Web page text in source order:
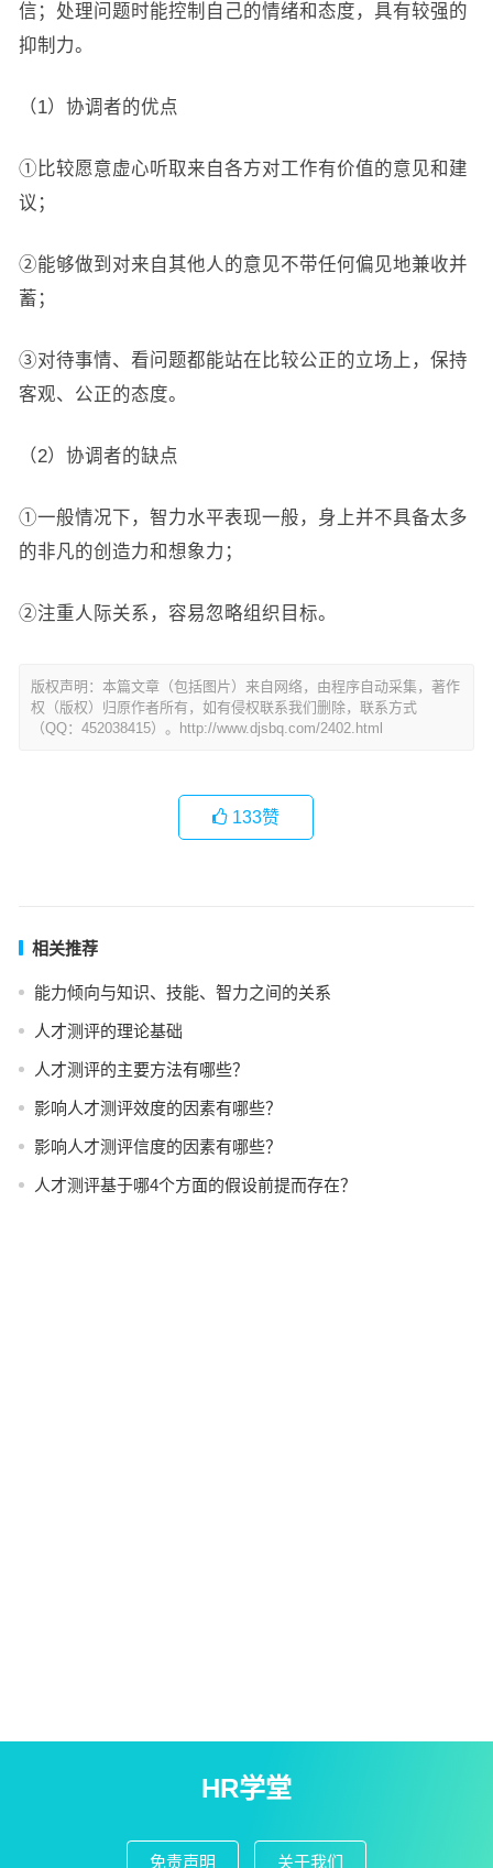
信；处理问题时能控制自己的情绪和态度，具有较强的
抑制力。
（1）协调者的优点
①比较愿意虚心听取来自各方对工作有价值的意见和建
议；
②能够做到对来自其他人的意见不带任何偏见地兼收并
蓄；
③对待事情、看问题都能站在比较公正的立场上，保持
客观、公正的态度。
（2）协调者的缺点
①一般情况下，智力水平表现一般，身上并不具备太多
的非凡的创造力和想象力；
②注重人际关系，容易忽略组织目标。
版权声明：本篇文章（包括图片）来自网络，由程序自动采集，著作
权（版权）归原作者所有，如有侵权联系我们删除，联系方式
（QQ：452038415）。http://www.djsbq.com/2402.html
133赞
相关推荐
能力倾向与知识、技能、智力之间的关系
人才测评的理论基础
人才测评的主要方法有哪些？
影响人才测评效度的因素有哪些？
影响人才测评信度的因素有哪些？
人才测评基于哪4个方面的假设前提而存在？
HR学堂
免责声明 关于我们